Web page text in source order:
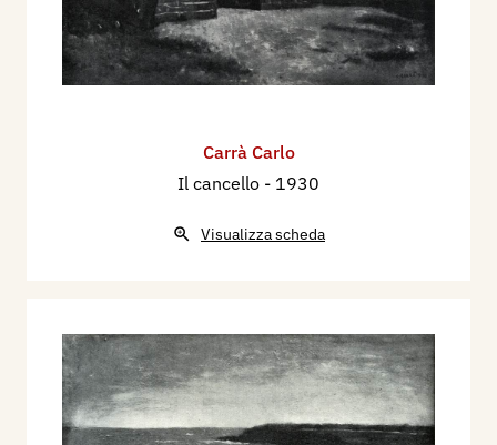
Carrà Carlo
Il cancello - 1930
Visualizza scheda